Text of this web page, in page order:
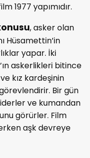
1977 yapımıdır.
, asker olan
Hüsamettin’in
yapar. İki
askerlikleri bitince
kız kardeşinin
Bir gün
ve kumandan
görürler. Film
aşk devreye